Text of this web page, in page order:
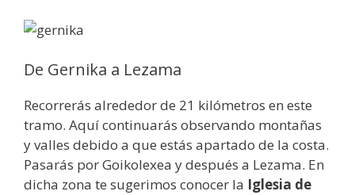
De Gernika a Lezama
Recorrerás alrededor de 21 kilómetros en este
tramo. Aquí continuarás observando montañas
y valles debido a que estás apartado de la costa.
Pasarás por Goikolexea y después a Lezama. En
dicha zona te sugerimos conocer la Iglesia de